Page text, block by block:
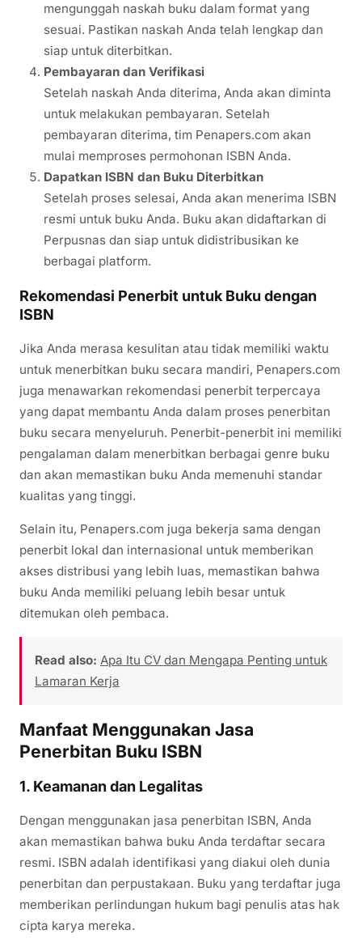
mengunggah naskah buku dalam format yang
sesuai. Pastikan naskah Anda telah lengkap dan
siap untuk diterbitkan.
Pembayaran dan Verifikasi
Setelah naskah Anda diterima, Anda akan diminta
untuk melakukan pembayaran. Setelah
pembayaran diterima, tim Penapers.com akan
mulai memproses permohonan ISBN Anda.
Dapatkan ISBN dan Buku Diterbitkan
Setelah proses selesai, Anda akan menerima ISBN
resmi untuk buku Anda. Buku akan didaftarkan di
Perpusnas dan siap untuk didistribusikan ke
berbagai platform.
Rekomendasi Penerbit untuk Buku dengan
ISBN
Jika Anda merasa kesulitan atau tidak memiliki waktu
untuk menerbitkan buku secara mandiri, Penapers.com
juga menawarkan rekomendasi penerbit terpercaya
yang dapat membantu Anda dalam proses penerbitan
buku secara menyeluruh. Penerbit-penerbit ini memiliki
pengalaman dalam menerbitkan berbagai genre buku
dan akan memastikan buku Anda memenuhi standar
kualitas yang tinggi.
Selain itu, Penapers.com juga bekerja sama dengan
penerbit lokal dan internasional untuk memberikan
akses distribusi yang lebih luas, memastikan bahwa
buku Anda memiliki peluang lebih besar untuk
ditemukan oleh pembaca.
Read also: Apa Itu CV dan Mengapa Penting untuk
Lamaran Kerja
Manfaat Menggunakan Jasa
Penerbitan Buku ISBN
1. Keamanan dan Legalitas
Dengan menggunakan jasa penerbitan ISBN, Anda
akan memastikan bahwa buku Anda terdaftar secara
resmi. ISBN adalah identifikasi yang diakui oleh dunia
penerbitan dan perpustakaan. Buku yang terdaftar juga
memberikan perlindungan hukum bagi penulis atas hak
cipta karya mereka.